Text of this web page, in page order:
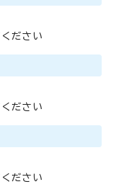
ださい
ださい
ださい